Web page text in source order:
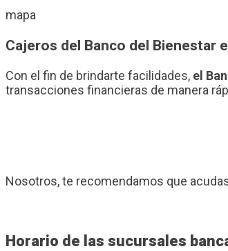
mapa
Cajeros del Banco del Bienestar
Con el fin de brindarte facilidades, el
transacciones financieras de manera
Nosotros, te recomendamos que
Horario de las sucursales